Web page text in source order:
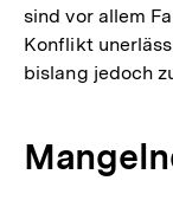
sind vor allem
Konflikt
bislang jedoch